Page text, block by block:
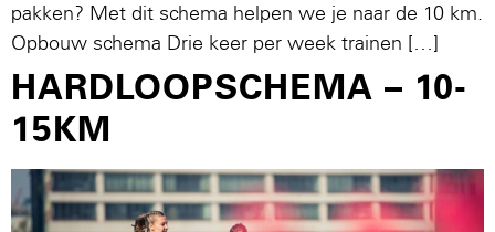
pakken? Met dit schema helpen we je naar de 10 km.
Opbouw schema Drie keer per week trainen […]
HARDLOOPSCHEMA – 10-
15KM